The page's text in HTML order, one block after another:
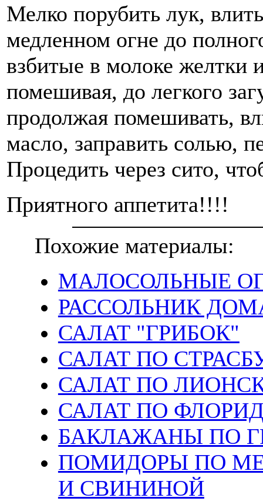
Мелко порубить лук,
медленном огне до
взбитые в молоке желтки
помешивая, до легкого
продолжая помешивать,
масло, заправить солью,
Процедить через сито,
Приятного аппетита!!!!
Похожие материалы:
МАЛОСОЛЬНЫЕ
РАССОЛЬНИК
САЛАТ "ГРИБОК"
САЛАТ ПО
САЛАТ ПО
САЛАТ ПО
БАКЛАЖАНЫ ПО
ПОМИДОРЫ ПО
И СВИНИНОЙ